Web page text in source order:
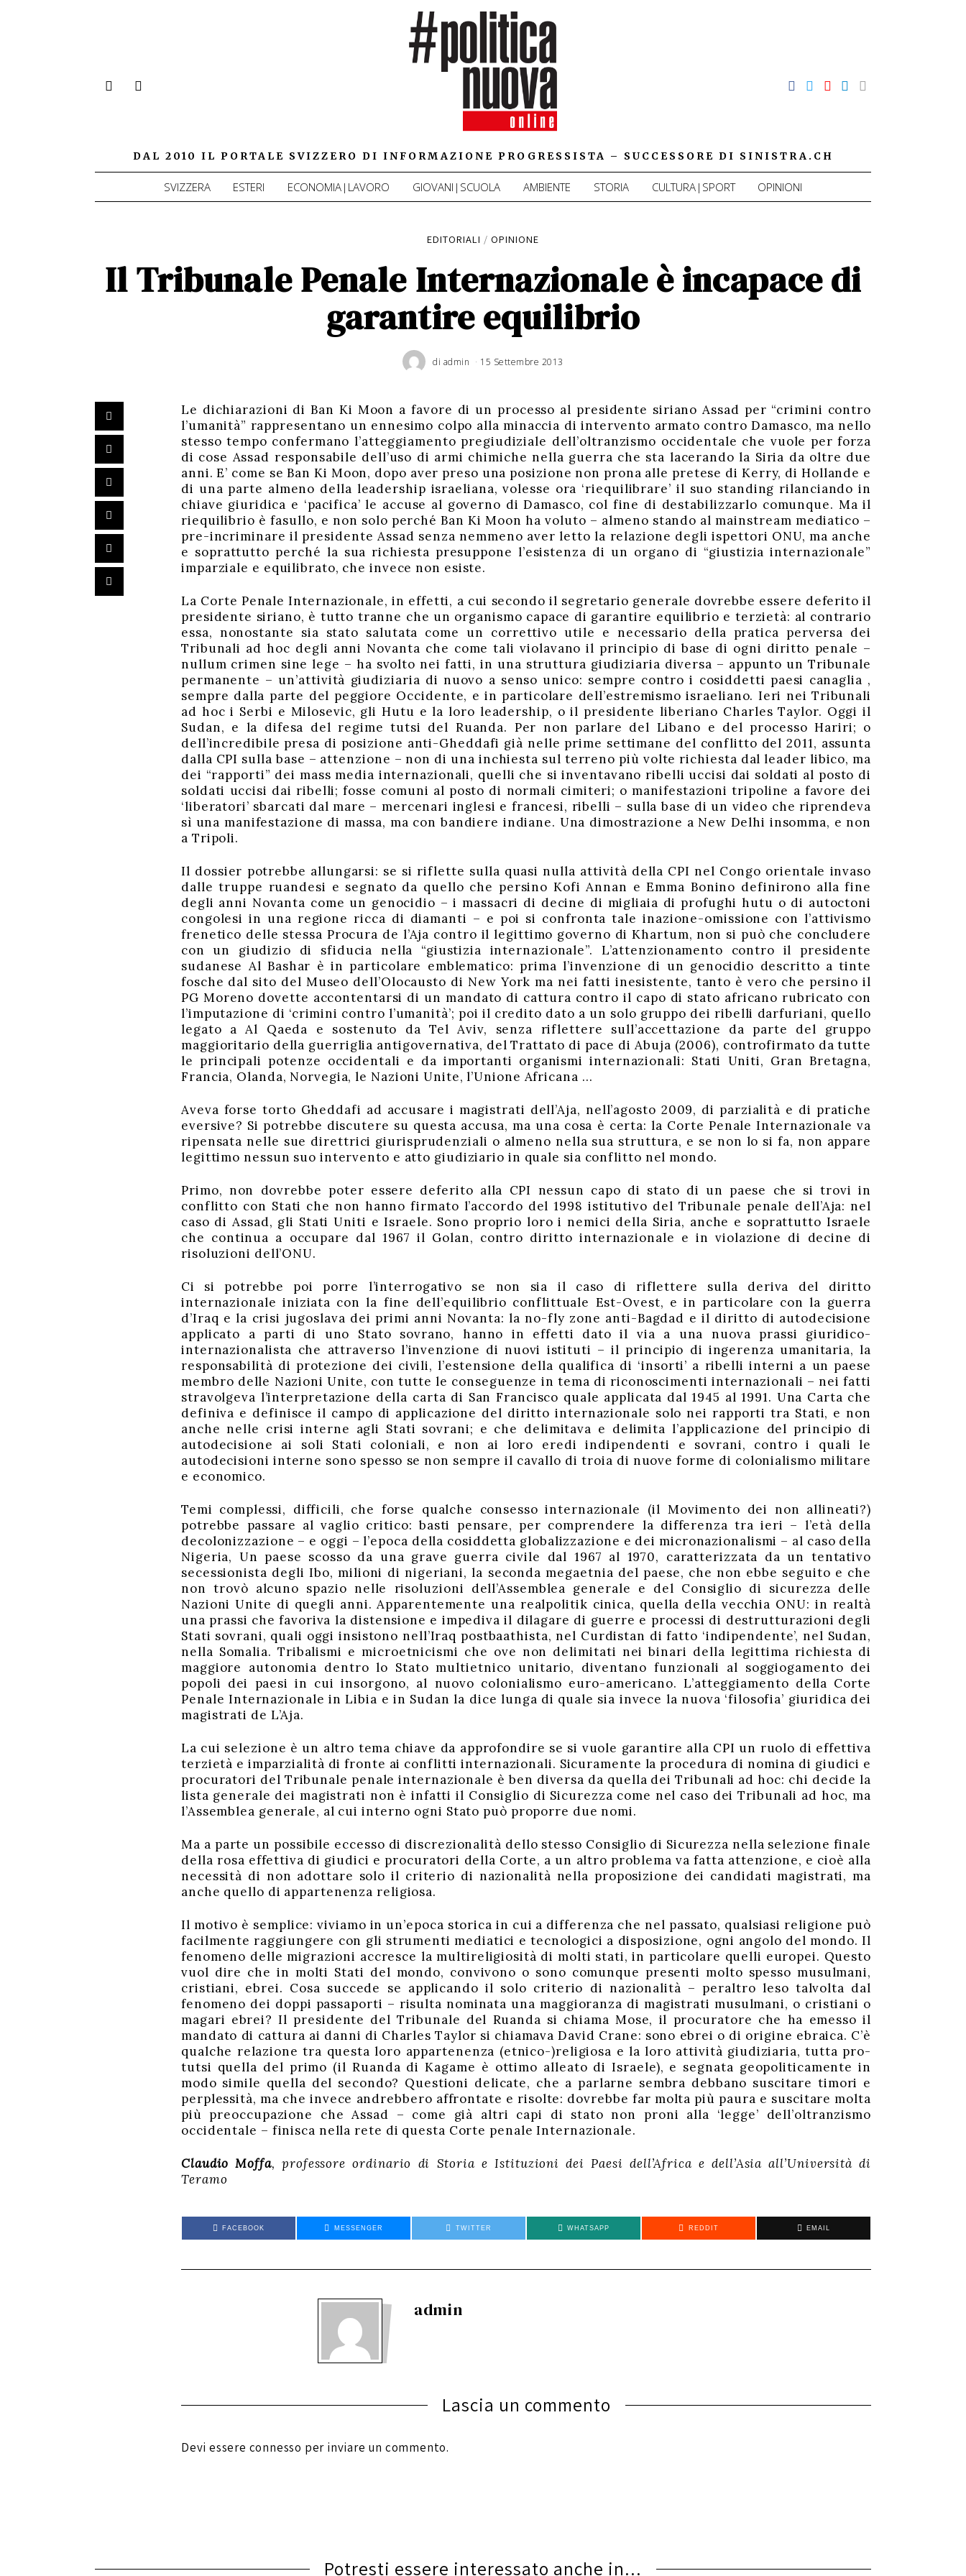
DAL 2010 IL PORTALE SVIZZERO DI INFORMAZIONE PROGRESSISTA – SUCCESSORE DI SINISTRA.CH
SVIZZERA ESTERI ECONOMIA|LAVORO GIOVANI|SCUOLA AMBIENTE STORIA CULTURA|SPORT OPINIONI
EDITORIALI / OPINIONE
Il Tribunale Penale Internazionale è incapace di
garantire equilibrio
di admin 15 Settembre 2013
Le dichiarazioni di Ban Ki Moon a favore di un processo al presidente siriano Assad per “crimini contro
l’umanità” rappresentano un ennesimo colpo alla minaccia di intervento armato contro Damasco, ma nello
stesso tempo confermano l’atteggiamento pregiudiziale dell’oltranzismo occidentale che vuole per forza
di cose Assad responsabile dell’uso di armi chimiche nella guerra che sta lacerando la Siria da oltre due
anni. E’ come se Ban Ki Moon, dopo aver preso una posizione non prona alle pretese di Kerry, di Hollande e
di una parte almeno della leadership israeliana, volesse ora ‘riequilibrare’ il suo standing rilanciando in
chiave giuridica e ‘pacifica’ le accuse al governo di Damasco, col fine di destabilizzarlo comunque. Ma il
riequilibrio è fasullo, e non solo perché Ban Ki Moon ha voluto – almeno stando al mainstream mediatico –
pre-incriminare il presidente Assad senza nemmeno aver letto la relazione degli ispettori ONU, ma anche
e soprattutto perché la sua richiesta presuppone l’esistenza di un organo di “giustizia internazionale”
imparziale e equilibrato, che invece non esiste.
La Corte Penale Internazionale, in effetti, a cui secondo il segretario generale dovrebbe essere deferito il
presidente siriano, è tutto tranne che un organismo capace di garantire equilibrio e terzietà: al contrario
essa, nonostante sia stato salutata come un correttivo utile e necessario della pratica perversa dei
Tribunali ad hoc degli anni Novanta che come tali violavano il principio di base di ogni diritto penale –
nullum crimen sine lege – ha svolto nei fatti, in una struttura giudiziaria diversa – appunto un Tribunale
permanente – un’attività giudiziaria di nuovo a senso unico: sempre contro i cosiddetti paesi canaglia ,
sempre dalla parte del peggiore Occidente, e in particolare dell’estremismo israeliano. Ieri nei Tribunali
ad hoc i Serbi e Milosevic, gli Hutu e la loro leadership, o il presidente liberiano Charles Taylor. Oggi il
Sudan, e la difesa del regime tutsi del Ruanda. Per non parlare del Libano e del processo Hariri; o
dell’incredibile presa di posizione anti-Gheddafi già nelle prime settimane del conflitto del 2011, assunta
dalla CPI sulla base – attenzione – non di una inchiesta sul terreno più volte richiesta dal leader libico, ma
dei “rapporti” dei mass media internazionali, quelli che si inventavano ribelli uccisi dai soldati al posto di
soldati uccisi dai ribelli; fosse comuni al posto di normali cimiteri; o manifestazioni tripoline a favore dei
‘liberatori’ sbarcati dal mare – mercenari inglesi e francesi, ribelli – sulla base di un video che riprendeva
sì una manifestazione di massa, ma con bandiere indiane. Una dimostrazione a New Delhi insomma, e non
a Tripoli.
Il dossier potrebbe allungarsi: se si riflette sulla quasi nulla attività della CPI nel Congo orientale invaso
dalle truppe ruandesi e segnato da quello che persino Kofi Annan e Emma Bonino definirono alla fine
degli anni Novanta come un genocidio – i massacri di decine di migliaia di profughi hutu o di autoctoni
congolesi in una regione ricca di diamanti – e poi si confronta tale inazione-omissione con l’attivismo
frenetico delle stessa Procura de l’Aja contro il legittimo governo di Khartum, non si può che concludere
con un giudizio di sfiducia nella “giustizia internazionale”. L’attenzionamento contro il presidente
sudanese Al Bashar è in particolare emblematico: prima l’invenzione di un genocidio descritto a tinte
fosche dal sito del Museo dell’Olocausto di New York ma nei fatti inesistente, tanto è vero che persino il
PG Moreno dovette accontentarsi di un mandato di cattura contro il capo di stato africano rubricato con
l’imputazione di ‘crimini contro l’umanità’; poi il credito dato a un solo gruppo dei ribelli darfuriani, quello
legato a Al Qaeda e sostenuto da Tel Aviv, senza riflettere sull’accettazione da parte del gruppo
maggioritario della guerriglia antigovernativa, del Trattato di pace di Abuja (2006), controfirmato da tutte
le principali potenze occidentali e da importanti organismi internazionali: Stati Uniti, Gran Bretagna,
Francia, Olanda, Norvegia, le Nazioni Unite, l’Unione Africana …
Aveva forse torto Gheddafi ad accusare i magistrati dell’Aja, nell’agosto 2009, di parzialità e di pratiche
eversive? Si potrebbe discutere su questa accusa, ma una cosa è certa: la Corte Penale Internazionale va
ripensata nelle sue direttrici giurisprudenziali o almeno nella sua struttura, e se non lo si fa, non appare
legittimo nessun suo intervento e atto giudiziario in quale sia conflitto nel mondo.
Primo, non dovrebbe poter essere deferito alla CPI nessun capo di stato di un paese che si trovi in
conflitto con Stati che non hanno firmato l’accordo del 1998 istitutivo del Tribunale penale dell’Aja: nel
caso di Assad, gli Stati Uniti e Israele. Sono proprio loro i nemici della Siria, anche e soprattutto Israele
che continua a occupare dal 1967 il Golan, contro diritto internazionale e in violazione di decine di
risoluzioni dell’ONU.
Ci si potrebbe poi porre l’interrogativo se non sia il caso di riflettere sulla deriva del diritto
internazionale iniziata con la fine dell’equilibrio conflittuale Est-Ovest, e in particolare con la guerra
d’Iraq e la crisi jugoslava dei primi anni Novanta: la no-fly zone anti-Bagdad e il diritto di autodecisione
applicato a parti di uno Stato sovrano, hanno in effetti dato il via a una nuova prassi giuridico-
internazionalista che attraverso l’invenzione di nuovi istituti – il principio di ingerenza umanitaria, la
responsabilità di protezione dei civili, l’estensione della qualifica di ‘insorti’ a ribelli interni a un paese
membro delle Nazioni Unite, con tutte le conseguenze in tema di riconoscimenti internazionali – nei fatti
stravolgeva l’interpretazione della carta di San Francisco quale applicata dal 1945 al 1991. Una Carta che
definiva e definisce il campo di applicazione del diritto internazionale solo nei rapporti tra Stati, e non
anche nelle crisi interne agli Stati sovrani; e che delimitava e delimita l’applicazione del principio di
autodecisione ai soli Stati coloniali, e non ai loro eredi indipendenti e sovrani, contro i quali le
autodecisioni interne sono spesso se non sempre il cavallo di troia di nuove forme di colonialismo militare
e economico.
Temi complessi, difficili, che forse qualche consesso internazionale (il Movimento dei non allineati?)
potrebbe passare al vaglio critico: basti pensare, per comprendere la differenza tra ieri – l’età della
decolonizzazione – e oggi – l’epoca della cosiddetta globalizzazione e dei micronazionalismi – al caso della
Nigeria, Un paese scosso da una grave guerra civile dal 1967 al 1970, caratterizzata da un tentativo
secessionista degli Ibo, milioni di nigeriani, la seconda megaetnia del paese, che non ebbe seguito e che
non trovò alcuno spazio nelle risoluzioni dell’Assemblea generale e del Consiglio di sicurezza delle
Nazioni Unite di quegli anni. Apparentemente una realpolitik cinica, quella della vecchia ONU: in realtà
una prassi che favoriva la distensione e impediva il dilagare di guerre e processi di destrutturazioni degli
Stati sovrani, quali oggi insistono nell’Iraq postbaathista, nel Curdistan di fatto ‘indipendente’, nel Sudan,
nella Somalia. Tribalismi e microetnicismi che ove non delimitati nei binari della legittima richiesta di
maggiore autonomia dentro lo Stato multietnico unitario, diventano funzionali al soggiogamento dei
popoli dei paesi in cui insorgono, al nuovo colonialismo euro-americano. L’atteggiamento della Corte
Penale Internazionale in Libia e in Sudan la dice lunga di quale sia invece la nuova ‘filosofia’ giuridica dei
magistrati de L’Aja.
La cui selezione è un altro tema chiave da approfondire se si vuole garantire alla CPI un ruolo di effettiva
terzietà e imparzialità di fronte ai conflitti internazionali. Sicuramente la procedura di nomina di giudici e
procuratori del Tribunale penale internazionale è ben diversa da quella dei Tribunali ad hoc: chi decide la
lista generale dei magistrati non è infatti il Consiglio di Sicurezza come nel caso dei Tribunali ad hoc, ma
l’Assemblea generale, al cui interno ogni Stato può proporre due nomi.
Ma a parte un possibile eccesso di discrezionalità dello stesso Consiglio di Sicurezza nella selezione finale
della rosa effettiva di giudici e procuratori della Corte, a un altro problema va fatta attenzione, e cioè alla
necessità di non adottare solo il criterio di nazionalità nella proposizione dei candidati magistrati, ma
anche quello di appartenenza religiosa.
Il motivo è semplice: viviamo in un’epoca storica in cui a differenza che nel passato, qualsiasi religione può
facilmente raggiungere con gli strumenti mediatici e tecnologici a disposizione, ogni angolo del mondo. Il
fenomeno delle migrazioni accresce la multireligiosità di molti stati, in particolare quelli europei. Questo
vuol dire che in molti Stati del mondo, convivono o sono comunque presenti molto spesso musulmani,
cristiani, ebrei. Cosa succede se applicando il solo criterio di nazionalità – peraltro leso talvolta dal
fenomeno dei doppi passaporti – risulta nominata una maggioranza di magistrati musulmani, o cristiani o
magari ebrei? Il presidente del Tribunale del Ruanda si chiama Mose, il procuratore che ha emesso il
mandato di cattura ai danni di Charles Taylor si chiamava David Crane: sono ebrei o di origine ebraica. C’è
qualche relazione tra questa loro appartenenza (etnico-)religiosa e la loro attività giudiziaria, tutta pro-
tutsi quella del primo (il Ruanda di Kagame è ottimo alleato di Israele), e segnata geopoliticamente in
modo simile quella del secondo? Questioni delicate, che a parlarne sembra debbano suscitare timori e
perplessità, ma che invece andrebbero affrontate e risolte: dovrebbe far molta più paura e suscitare molta
più preoccupazione che Assad – come già altri capi di stato non proni alla ‘legge’ dell’oltranzismo
occidentale – finisca nella rete di questa Corte penale Internazionale.
Claudio Moffa, professore ordinario di Storia e Istituzioni dei Paesi dell’Africa e dell’Asia all’Università di
Teramo
FACEBOOK MESSENGER TWITTER WHATSAPP REDDIT EMAIL
admin
Lascia un commento
Devi essere connesso per inviare un commento.
Potresti essere interessato anche in...